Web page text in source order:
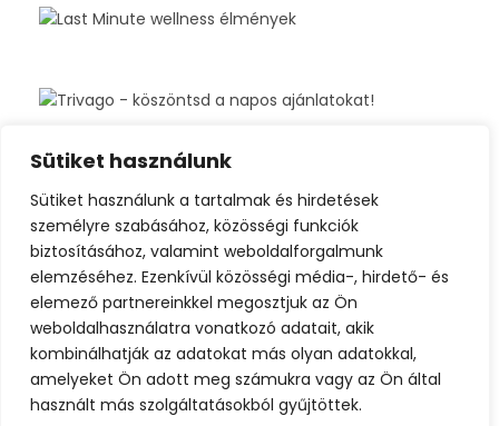
Sütiket használunk
Sütiket használunk a tartalmak és hirdetések
személyre szabásához, közösségi funkciók
biztosításához, valamint weboldalforgalmunk
elemzéséhez. Ezenkívül közösségi média-, hirdető- és
elemező partnereinkkel megosztjuk az Ön
weboldalhasználatra vonatkozó adatait, akik
kombinálhatják az adatokat más olyan adatokkal,
amelyeket Ön adott meg számukra vagy az Ön által
használt más szolgáltatásokból gyűjtöttek.